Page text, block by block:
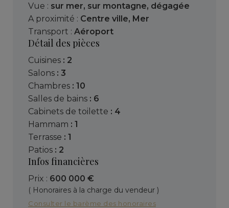
Vue : sur mer, sur montagne, dégagée
A proximité : Centre ville, Mer
Transport : Aéroport
Détail des pièces
cuisines : 2
salons : 3
chambres : 10
salles de bains : 6
cabinets de toilette : 4
hammam : 1
terrasse : 1
patios : 2
Infos financières
Prix : 600 000 €
( Honoraires à la charge du vendeur )
Consulter le barème des honoraires